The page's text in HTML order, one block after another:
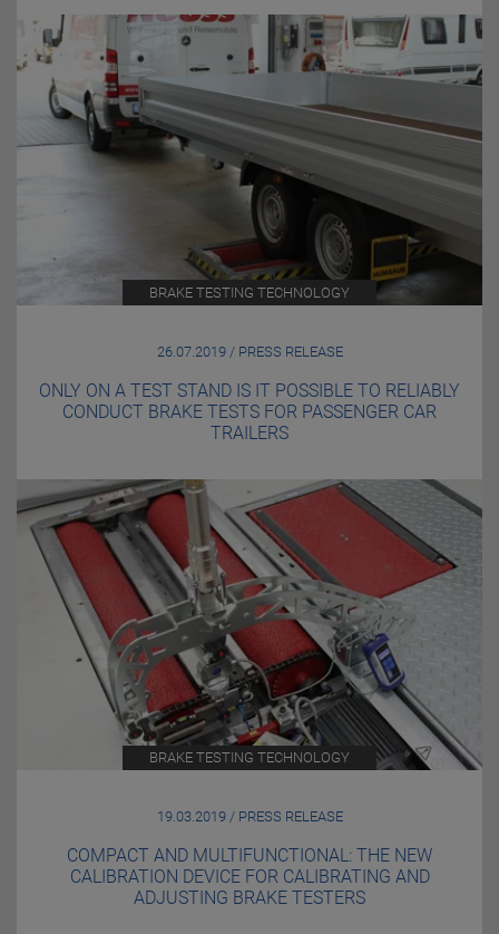
BRAKE TESTING TECHNOLOGY
26.07.2019 / PRESS RELEASE
ONLY ON A TEST STAND IS IT POSSIBLE TO RELIABLY
CONDUCT BRAKE TESTS FOR PASSENGER CAR
TRAILERS
BRAKE TESTING TECHNOLOGY
19.03.2019 / PRESS RELEASE
COMPACT AND MULTIFUNCTIONAL: THE NEW
CALIBRATION DEVICE FOR CALIBRATING AND
ADJUSTING BRAKE TESTERS